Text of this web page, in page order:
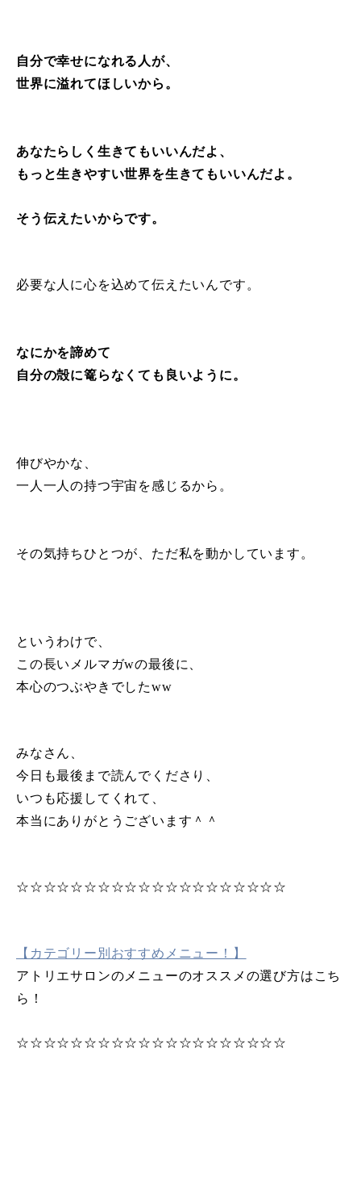
自分で幸せになれる人が、
世界に溢れてほしいから。
あなたらしく生きてもいいんだよ、
もっと生きやすい世界を生きてもいいんだよ。
そう伝えたいからです。
必要な人に心を込めて伝えたいんです。
なにかを諦めて
自分の殻に篭らなくても良いように。
伸びやかな、
一人一人の持つ宇宙を感じるから。
その気持ちひとつが、ただ私を動かしています。
というわけで、
この長いメルマガwの最後に、
本心のつぶやきでしたww
みなさん、
今日も最後まで読んでくださり、
いつも応援してくれて、
本当にありがとうございます＾＾
☆☆☆☆☆☆☆☆☆☆☆☆☆☆☆☆☆☆☆☆
【カテゴリー別おすすめメニュー！】
アトリエサロンのメニューのオススメの選び方はこち
ら！
☆☆☆☆☆☆☆☆☆☆☆☆☆☆☆☆☆☆☆☆